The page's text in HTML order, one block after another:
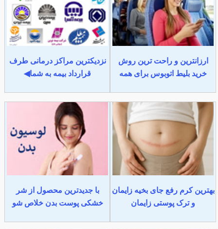
ارزانترین و راحت ترین روش
خرید بلیط اتوبوس برای همه
نزدیکترین مراکز درمانی طرف
قرارداد بیمه به شما◀
بهترین کرم رفع جای بخیه زایمان
و ترک پوستی زایمان
با جدیدترین محصول از شر
خشکی پوست بدن خلاص شو